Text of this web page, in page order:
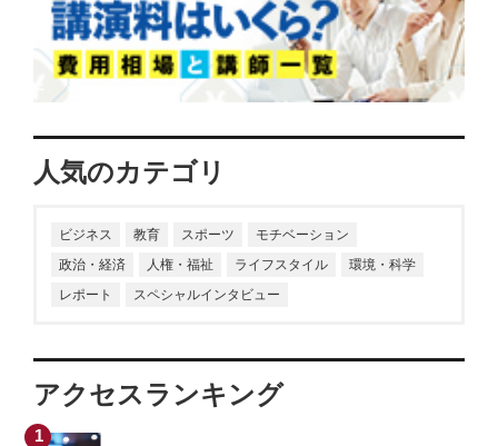
人気のカテゴリ
ビジネス 教育 スポーツ
モチベーション
政治・経済
人権・福祉 ライフスタイル
環境・科学
レポート
スペシャルインタビュー
アクセスランキング
1